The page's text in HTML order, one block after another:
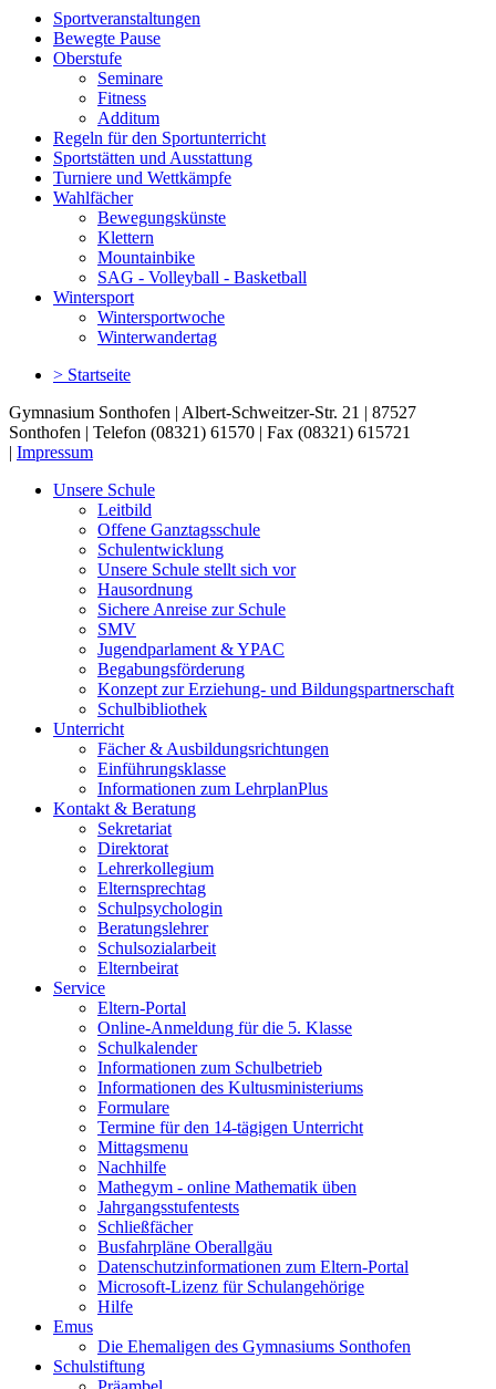
Sportveranstaltungen
Bewegte Pause
Oberstufe
Seminare
Fitness
Additum
Regeln für den Sportunterricht
Sportstätten und Ausstattung
Turniere und Wettkämpfe
Wahlfächer
Bewegungskünste
Klettern
Mountainbike
SAG - Volleyball - Basketball
Wintersport
Wintersportwoche
Winterwandertag
> Startseite
Gymnasium Sonthofen | Albert-Schweitzer-Str. 21 | 87527
Sonthofen | Telefon (08321) 61570 | Fax (08321) 615721
| Impressum
Unsere Schule
Leitbild
Offene Ganztagsschule
Schulentwicklung
Unsere Schule stellt sich vor
Hausordnung
Sichere Anreise zur Schule
SMV
Jugendparlament & YPAC
Begabungsförderung
Konzept zur Erziehung- und Bildungspartnerschaft
Schulbibliothek
Unterricht
Fächer & Ausbildungsrichtungen
Einführungsklasse
Informationen zum LehrplanPlus
Kontakt & Beratung
Sekretariat
Direktorat
Lehrerkollegium
Elternsprechtag
Schulpsychologin
Beratungslehrer
Schulsozialarbeit
Elternbeirat
Service
Eltern-Portal
Online-Anmeldung für die 5. Klasse
Schulkalender
Informationen zum Schulbetrieb
Informationen des Kultusministeriums
Formulare
Termine für den 14-tägigen Unterricht
Mittagsmenu
Nachhilfe
Mathegym - online Mathematik üben
Jahrgangsstufentests
Schließfächer
Busfahrpläne Oberallgäu
Datenschutzinformationen zum Eltern-Portal
Microsoft-Lizenz für Schulangehörige
Hilfe
Emus
Die Ehemaligen des Gymnasiums Sonthofen
Schulstiftung